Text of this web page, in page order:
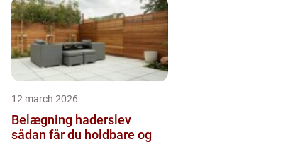
12 march 2026
Belægning haderslev
sådan får du holdbare og